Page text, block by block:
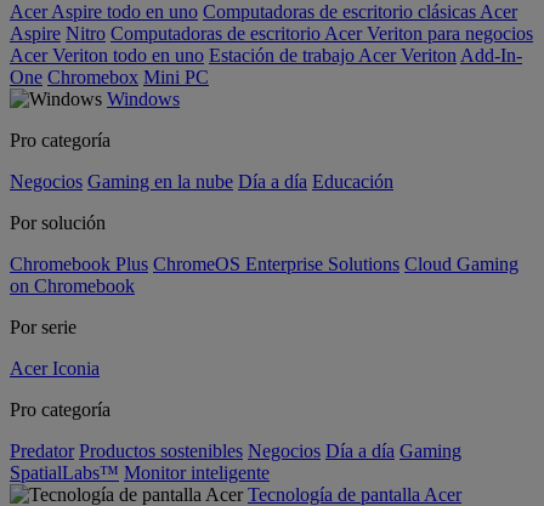
Acer Aspire todo en uno Computadoras de escritorio clásicas Acer
Aspire Nitro Computadoras de escritorio Acer Veriton para negocios
Acer Veriton todo en uno Estación de trabajo Acer Veriton Add-In-
One Chromebox Mini PC
Windows
Pro categoría
Negocios Gaming en la nube Día a día Educación
Por solución
Chromebook Plus ChromeOS Enterprise Solutions Cloud Gaming
on Chromebook
Por serie
Acer Iconia
Pro categoría
Predator Productos sostenibles Negocios Día a día Gaming
SpatialLabs™ Monitor inteligente
Tecnología de pantalla Acer